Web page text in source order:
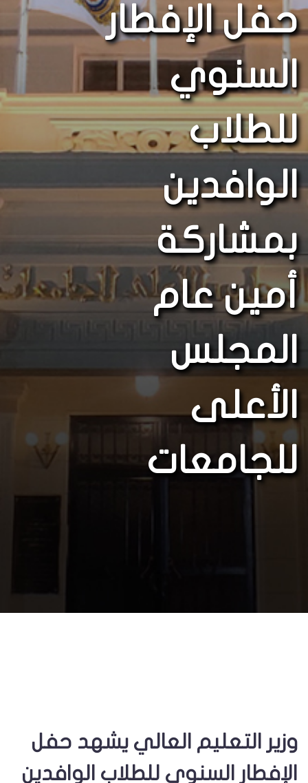
حفل الإفطار
السنوي
للطلاب
الوافدين
بمشاركة
أمين عام
المجلس
الأعلى
للجامعات
وزير التعليم العالي يشهد حفل
الإفطار السنوي للطلاب الوافدين